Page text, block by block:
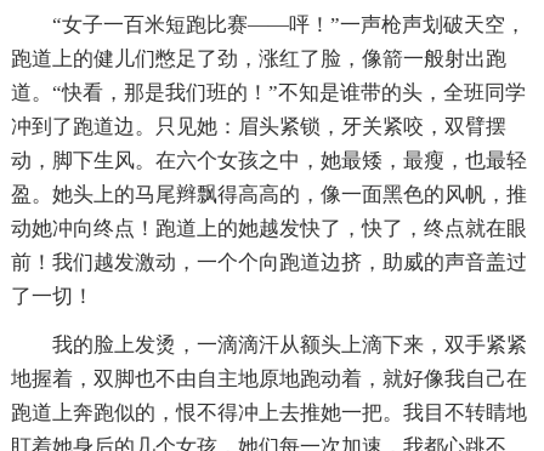
“女子一百米短跑比赛——呯！”一声枪声划破天空，
跑道上的健儿们憋足了劲，涨红了脸，像箭一般射出跑
道。“快看，那是我们班的！”不知是谁带的头，全班同学
冲到了跑道边。只见她：眉头紧锁，牙关紧咬，双臂摆
动，脚下生风。在六个女孩之中，她最矮，最瘦，也最轻
盈。她头上的马尾辫飘得高高的，像一面黑色的风帆，推
动她冲向终点！跑道上的她越发快了，快了，终点就在眼
前！我们越发激动，一个个向跑道边挤，助威的声音盖过
了一切！
我的脸上发烫，一滴滴汗从额头上滴下来，双手紧紧
地握着，双脚也不由自主地原地跑动着，就好像我自己在
跑道上奔跑似的，恨不得冲上去推她一把。我目不转睛地
盯着她身后的几个女孩，她们每一次加速，我都心跳不